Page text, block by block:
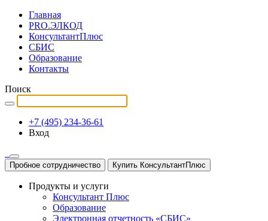
Главная
PRO.ЭЛКОД
КонсультантПлюс
СБИС
Образование
Контакты
Поиск
+7 (495) 234-36-61
Вход
Пробное сотрудничество Купить КонсультантПлюс
Продукты и услуги
Консультант Плюс
Образование
Электронная отчетность «СБИС»